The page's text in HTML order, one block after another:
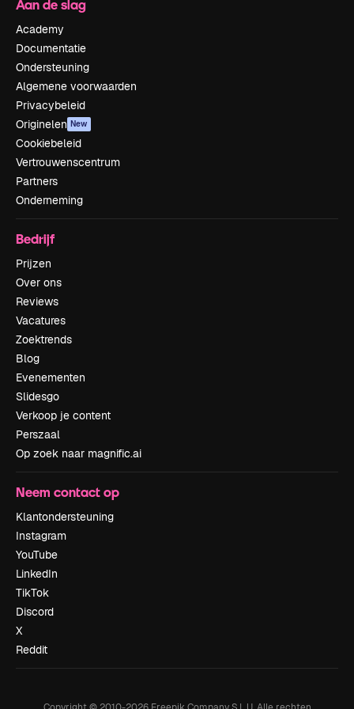
Aan de slag
Academy
Documentatie
Ondersteuning
Algemene voorwaarden
Privacybeleid
Originelen New
Cookiebeleid
Vertrouwenscentrum
Partners
Onderneming
Bedrijf
Prijzen
Over ons
Reviews
Vacatures
Zoektrends
Blog
Evenementen
Slidesgo
Verkoop je content
Perszaal
Op zoek naar magnific.ai
Neem contact op
Klantondersteuning
Instagram
YouTube
LinkedIn
TikTok
Discord
X
Reddit